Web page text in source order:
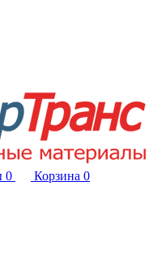
0 Корзина 0